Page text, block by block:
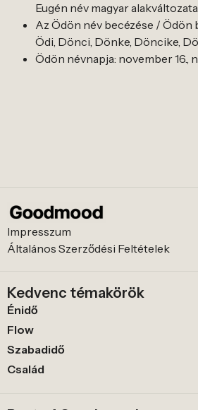
Eugén név magyar
Az Ödön név becézése / Ödön
Ödi, Dönci, Dönke, Döncike,
Ödön névnapja: november 16.,
Impresszum
Általános Szerződési Feltételek
Kedvenc témakörök
Énidő
Flow
Szabadidő
Család